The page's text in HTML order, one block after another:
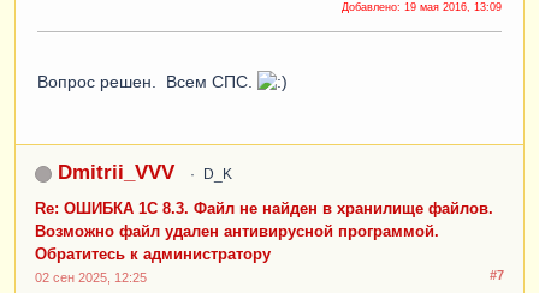
Добавлено: 19 мая 2016, 13:09
Вопрос решен. Всем СПС.
Dmitrii_VVV D_K
Re: ОШИБКА 1С 8.3. Файл не найден в хранилище файлов.
Возможно файл удален антивирусной программой.
Обратитесь к администратору
#7
02 сен 2025, 12:25